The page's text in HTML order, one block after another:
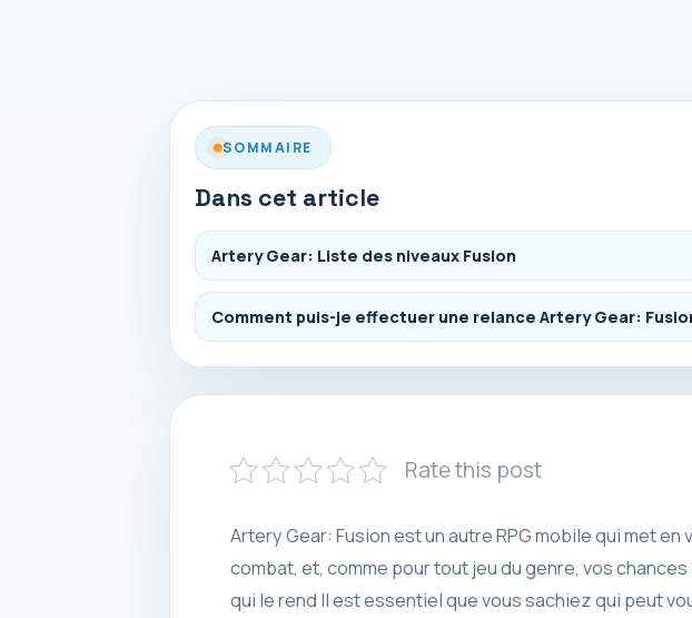
SOMMAIRE
Dans cet article
Artery Gear: Liste des niveaux Fusion
Comment puis-je effectuer une relance Artery Gear:
Rate this post
Artery Gear: Fusion est un autre RPG mobile qui met
combat, et, comme pour tout jeu du genre, vos
qui le rend Il est essentiel que vous sachiez qui peut